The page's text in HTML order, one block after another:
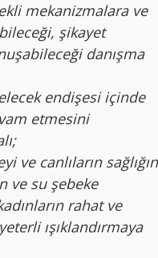
mekanizmalara ve
şikayet
danışma
endişesi içinde
etmesini
canlıların
ve su şebeke
rahat ve
ışıklandırmaya